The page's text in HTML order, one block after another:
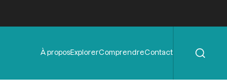
Menu
de
À proposExplorerComprendreContact